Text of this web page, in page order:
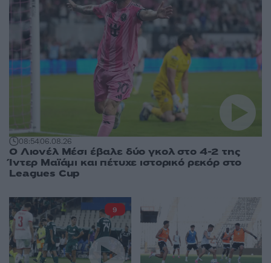
08:5406.08.26
Ο Λιονέλ Μέσι έβαλε δύο γκολ στο 4-2 της
Ίντερ Μαϊάμι και πέτυχε ιστορικό ρεκόρ στο
Leagues Cup
9